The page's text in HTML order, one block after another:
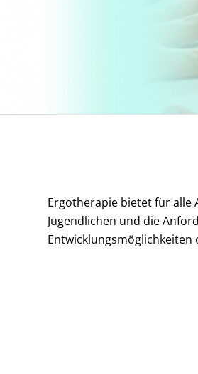
Ergotherapie bietet für alle
Jugendlichen und die